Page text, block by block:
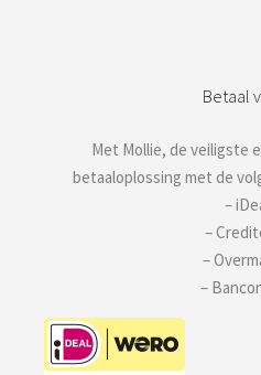
Betaal
Met Mollie, de veiligste
betaaloplossing met de
–
–
–
–